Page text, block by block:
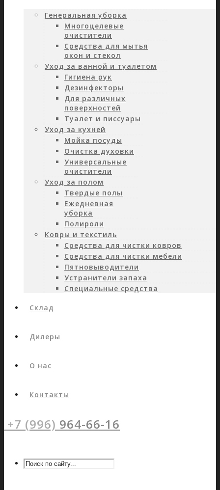
Генеральная уборка
Многоцелевые
очистители
Средства для мытья
окон и стекол
Уход за ванной и туалетом
Гигиена рук
Дезинфекторы
Для различных
поверхностей
Туалет и писсуары
Уход за кухней
Мойка посуды
Очистка духовки
Универсальные
очистители
Уход за полом
Твердые полы
Ежедневная
уборка
Полироли
Ковры и текстиль
Средства для чистки ковров
Средства для чистки мебели
Пятновыводители
Устранители запаха
Специальные средства
Склад
Дилеры
О нас
Контакты
+7 (996) 964-66-16